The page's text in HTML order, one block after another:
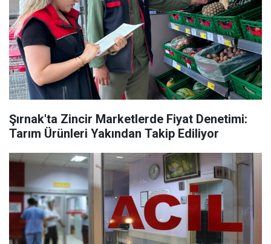
Şırnak'ta Zincir Marketlerde Fiyat Denetimi:
Tarım Ürünleri Yakından Takip Ediliyor